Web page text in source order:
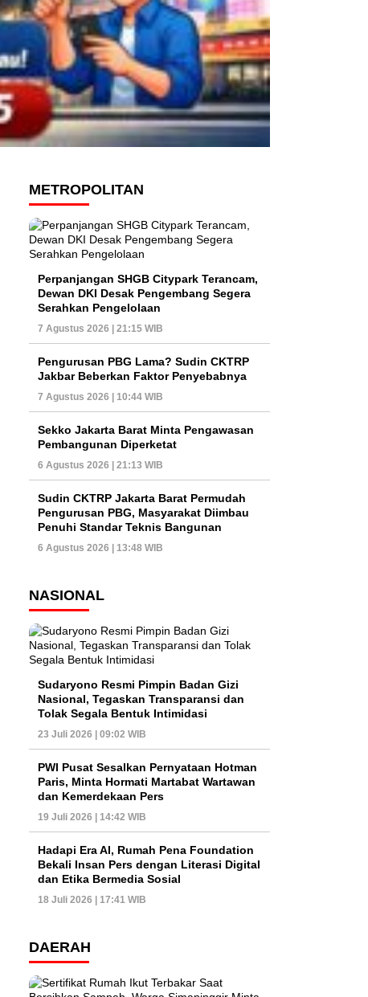
METROPOLITAN
Perpanjangan SHGB Citypark Terancam,
Dewan DKI Desak Pengembang Segera
Serahkan Pengelolaan
7 Agustus 2026 | 21:15 WIB
Pengurusan PBG Lama? Sudin CKTRP
Jakbar Beberkan Faktor Penyebabnya
7 Agustus 2026 | 10:44 WIB
Sekko Jakarta Barat Minta Pengawasan
Pembangunan Diperketat
6 Agustus 2026 | 21:13 WIB
Sudin CKTRP Jakarta Barat Permudah
Pengurusan PBG, Masyarakat Diimbau
Penuhi Standar Teknis Bangunan
6 Agustus 2026 | 13:48 WIB
NASIONAL
Sudaryono Resmi Pimpin Badan Gizi
Nasional, Tegaskan Transparansi dan
Tolak Segala Bentuk Intimidasi
23 Juli 2026 | 09:02 WIB
PWI Pusat Sesalkan Pernyataan Hotman
Paris, Minta Hormati Martabat Wartawan
dan Kemerdekaan Pers
19 Juli 2026 | 14:42 WIB
Hadapi Era AI, Rumah Pena Foundation
Bekali Insan Pers dengan Literasi Digital
dan Etika Bermedia Sosial
18 Juli 2026 | 17:41 WIB
DAERAH